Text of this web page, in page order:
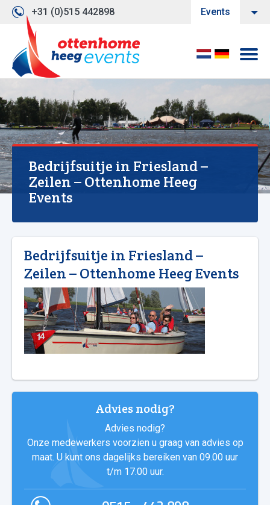
+31 (0)515 442898 Events
Bedrijfsuitje in Friesland –
Zeilen – Ottenhome Heeg
Events
Bedrijfsuitje in Friesland –
Zeilen – Ottenhome Heeg Events
Advies nodig?
Advies nodig?
Onze medewerkers voorzien u graag van advies op
maat. U kunt ons dagelijks bereiken van 09.00 uur
t/m 17.00 uur.